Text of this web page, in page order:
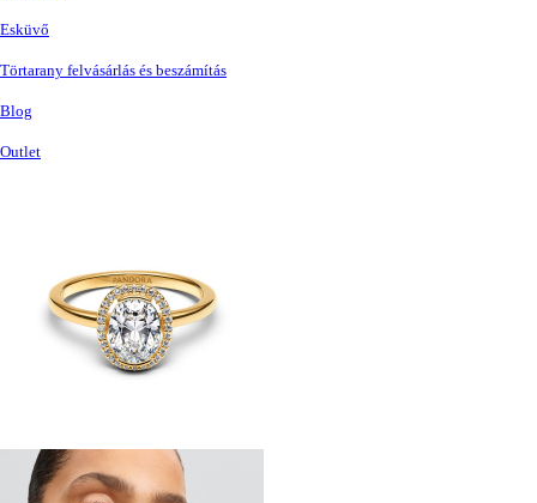
Esküvő
Törtarany felvásárlás és beszámítás
Blog
Outlet